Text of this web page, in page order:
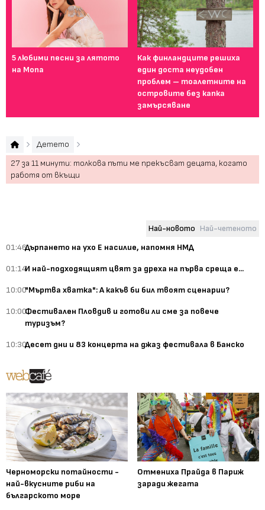
5 любими песни за лятото
на Mona
Как финландците решиха
един доста неудобен
проблем – тоалетните на
островите без капка
замърсяване
Детето
27 за 11 минути: толкова пъти ме прекъсват децата, когато
работя от вкъщи
Най-новото Най-четеното
01:46Дърпането на ухо Е насилие, напомня НМД
01:14И най-подходящият цвят за дреха на първа среща е...
10:00"Мъртва хватка": А какъв би бил твоят сценарии?
10:00Фестивален Пловдив и готови ли сме за повече
туризъм?
10:30Десет дни и 83 концерта на джаз фестивала в Банско
Черноморски потайности -
най-вкусните риби на
българското море
Отмениха Прайда в Париж
заради жегата